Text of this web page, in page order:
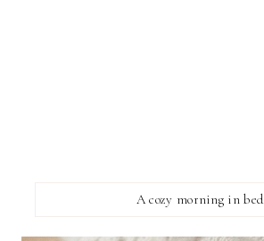
A cozy morning in bed